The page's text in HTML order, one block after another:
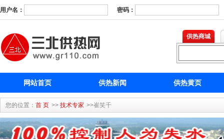
用户名： 密码：
供热商城
网站首页 供热新闻 供热黄页
您的位置： 首 页 >> 技术专家 >>崔笑千